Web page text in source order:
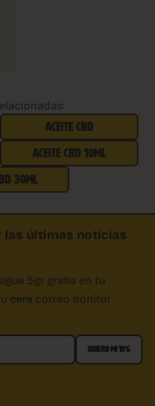
ACEITE CBD
ACEITE CBD 10ML
30ML
últimas noticias
5gr gratis en tu
cara correo bonito!
QUIERO MI 10%